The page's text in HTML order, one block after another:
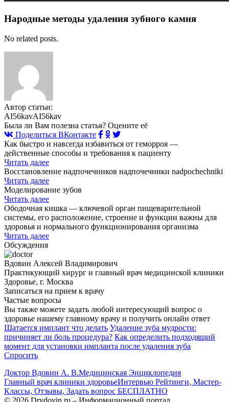
Народные методы удаления зубного камня
No related posts.
Автор статьи:
AI56kavAI56kav
Была ли Вам полезна статья? Оцените её
Поделиться ВКонтакте
Как быстро и навсегда избавиться от геморроя —
действенные способы и требования к пациенту
Читать далее
Восстановление надпочечников надпочечники nadpochechniki
Читать далее
Моделирование зубов
Читать далее
Ободочная кишка — ключевой орган пищеварительной
системы, его расположение, строение и функции важны для
здоровья и нормального функционирования организма
Читать далее
Обсуждения
Вдовин Алексей Владимирович
Практикующий хирург и главный врач медицинской клиники
Здоровье, г. Москва
Записаться на прием к врачу
Частые вопросы
Вы также можете задать любой интересующий вопрос о
здоровье нашему главному врачу и получить онлайн ответ
Шатается имплант что делать Удаление зуба мудрости:
причиняет ли боль процедура? Как определить подходящий
момент для установки импланта после удаления зуба
Спросить
Доктор Вдовин А. В.Медицинская Энциклопедия
Главный врач клиники здоровьеИнтервью Рейтинги, Мастер-
Классы, Отзывы, Задать вопрос БЕСПЛАТНО
© 2026 Drvdovin.ru – Информационный портал